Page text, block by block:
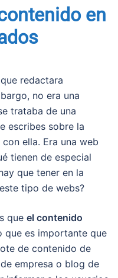
en
redactara
no era una
trataba de una
escribes sobre la
ella. Era una web
tienen de especial
que tener en la
tipo de webs?
que el contenido
que es importante que
de contenido de
empresa o blog de